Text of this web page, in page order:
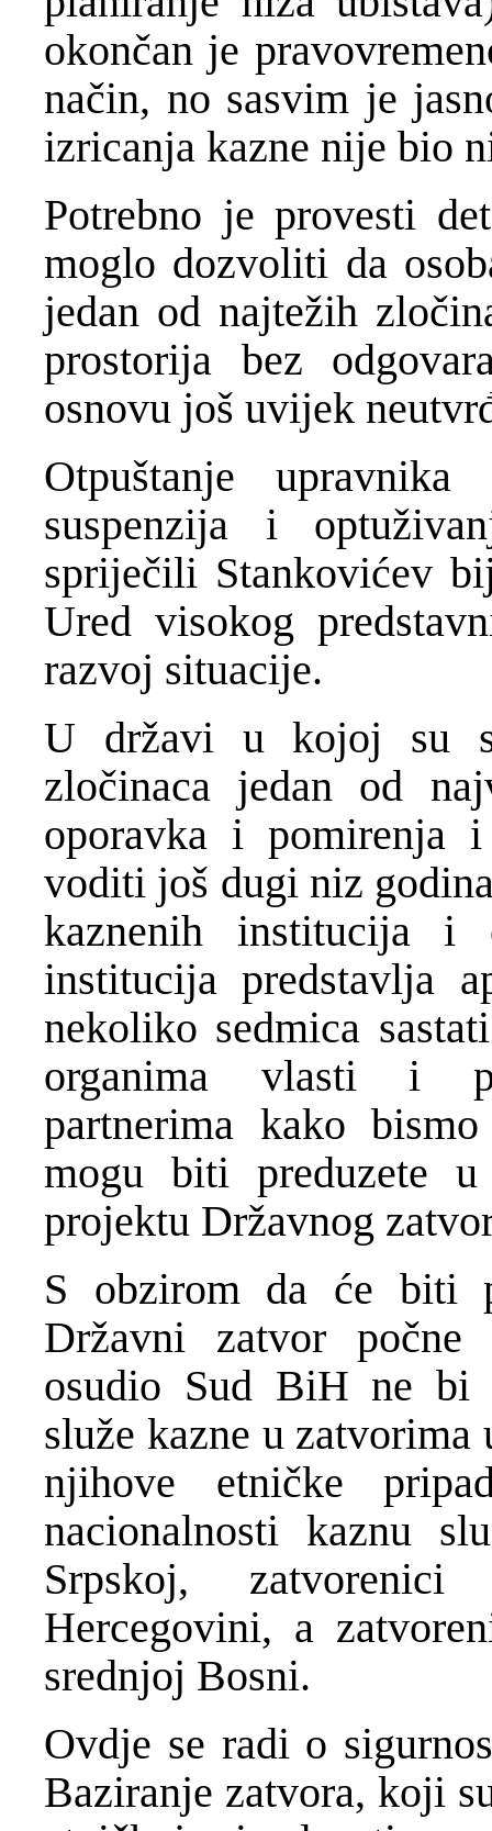
okončan je
način, no sasvim je
izricanja kazne nije bio
Potrebno je provesti
moglo dozvoliti da
jedan od najtežih
prostorija bez
osnovu još uvijek
Otpuštanje
suspenzija i
spriječili Stankovićev
Ured visokog
razvoj situacije.
U državi u kojoj su
zločinaca jedan od
oporavka i pomirenja
voditi još dugi niz
kaznenih institucija i
institucija predstavlja
nekoliko sedmica
organima vlasti i
partnerima kako
mogu biti preduzete
projektu Državnog
S obzirom da će biti
Državni zatvor
osudio Sud BiH ne bi
služe kazne u
njihove etničke
nacionalnosti kaznu
Srpskoj,
Hercegovini, a
srednjoj Bosni.
Ovdje se radi o
Baziranje zatvora, koji